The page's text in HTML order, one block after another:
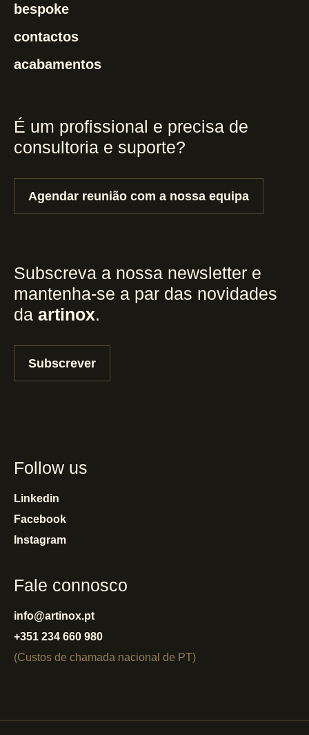
bespoke
contactos
acabamentos
É um profissional e precisa de
consultoria e suporte?
Agendar reunião com a nossa equipa
Subscreva a nossa newsletter e
mantenha-se a par das novidades
da artinox.
Subscrever
Follow us
Linkedin
Facebook
Instagram
Fale connosco
info@artinox.pt
+351 234 660 980
(Custos de chamada nacional de PT)